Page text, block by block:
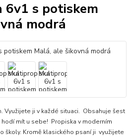
s potiskem
modrá
Využijete ji v každé situaci. Obsahuje šest
hodí mít u sebe! Propiska v moderním
školy. Kromě klasického psaní ji využijete